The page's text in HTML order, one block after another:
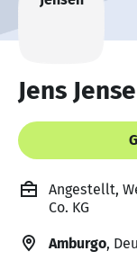
Jens
Angestellt,
Co. KG
Amburgo,